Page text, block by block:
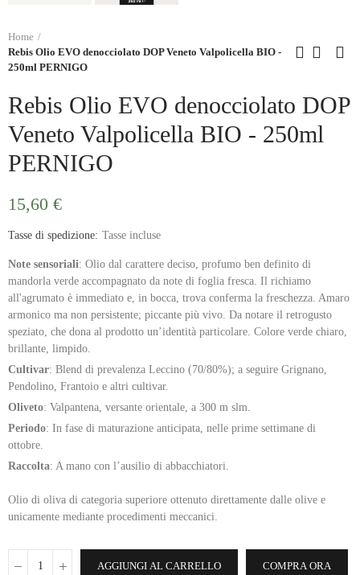
Home
Rebis Olio EVO denocciolato DOP Veneto Valpolicella BIO -
250ml PERNIGO
Rebis Olio EVO denocciolato DOP
Veneto Valpolicella BIO - 250ml
PERNIGO
15,60 €
Tasse di spedizione Tasse incluse
Note sensoriali: Olio dal carattere deciso, profumo ben definito di
mandorla verde accompagnato da note di foglia fresca. Il richiamo
all'agrumato è immediato e, in bocca, trova conferma la freschezza. Amaro
armonico ma non persistente; piccante più vivo. Da notare il retrogusto
speziato, che dona al prodotto un’identità particolare. Colore verde chiaro,
brillante, limpido.
Cultivar: Blend di prevalenza Leccino (70/80%); a seguire Grignano,
Pendolino, Frantoio e altri cultivar.
Oliveto: Valpantena, versante orientale, a 300 m slm.
Periodo: In fase di maturazione anticipata, nelle prime settimane di
ottobre.
Raccolta: A mano con l’ausilio di abbacchiatori.
Olio di oliva di categoria superiore ottenuto direttamente dalle olive e
unicamente mediante procedimenti meccanici.
AGGIUNGI AL CARRELLO COMPRA ORA